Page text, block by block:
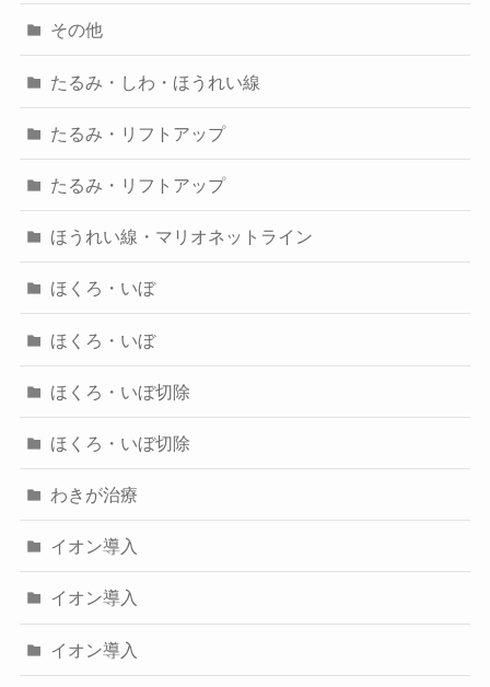
その他
たるみ・しわ・ほうれい線
たるみ・リフトアップ
たるみ・リフトアップ
ほうれい線・マリオネットライン
ほくろ・いぼ
ほくろ・いぼ
ほくろ・いぼ切除
ほくろ・いぼ切除
わきが治療
イオン導入
イオン導入
イオン導入